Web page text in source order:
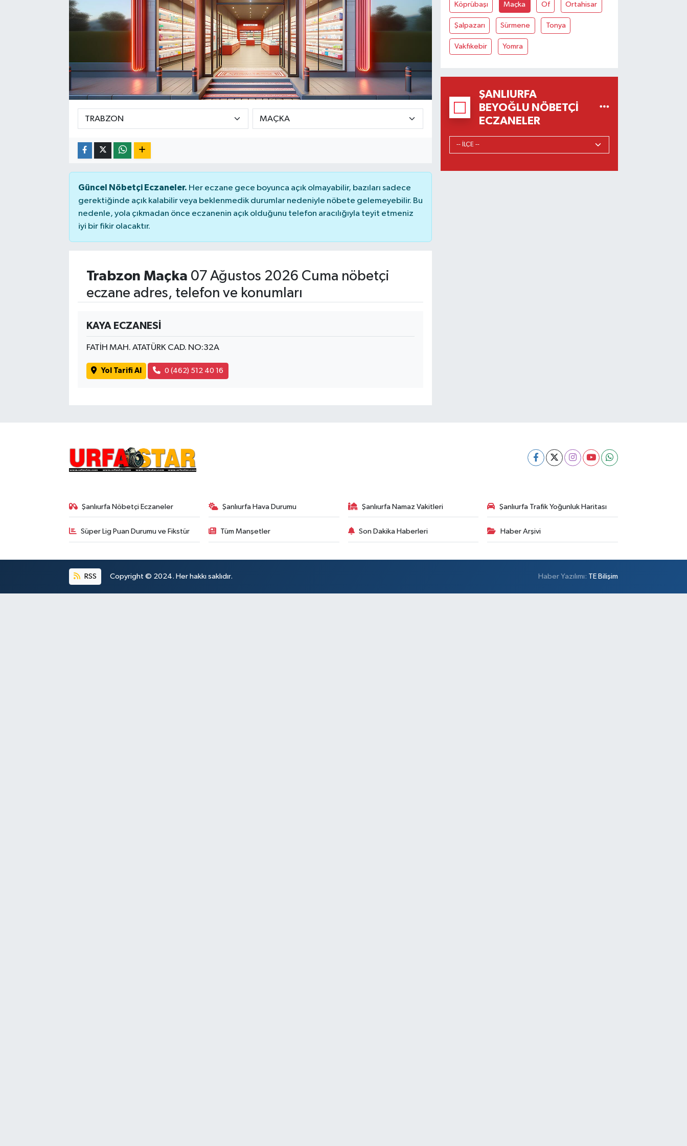
Güncel Nöbetçi Eczaneler. Her eczane gece boyunca açık olmayabilir, bazıları sadece
gerektiğinde açık kalabilir veya beklenmedik durumlar nedeniyle nöbete gelemeyebilir. Bu
nedenle, yola çıkmadan önce eczanenin açık olduğunu telefon aracılığıyla teyit etmeniz
iyi bir fikir olacaktır.
Trabzon Maçka 07 Ağustos 2026 Cuma nöbetçi
eczane adres, telefon ve konumları
KAYA ECZANESİ
FATİH MAH. ATATÜRK CAD. NO:32A
Yol Tarifi Al 0 (462) 512 40 16
Köprübaşı Maçka Of Ortahisar
Şalpazarı Sürmene Tonya
Vakfıkebir Yomra
ŞANLIURFA
BEYOĞLU NÖBETÇI
ECZANELER
Şanlıurfa Nöbetçi Eczaneler Şanlıurfa Hava Durumu Şanlıurfa Namaz Vakitleri Şanlıurfa Trafik Yoğunluk Haritası
Süper Lig Puan Durumu ve Fikstür Tüm Manşetler Son Dakika Haberleri Haber Arşivi
RSS Copyright © 2024. Her hakkı saklıdır. Haber Yazılımı: TE Bilişim